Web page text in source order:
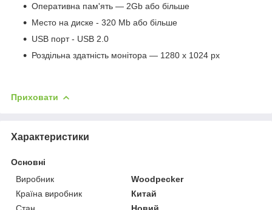
Оперативна пам'ять — 2Gb або більше
Место на диске - 320 Mb або більше
USB порт - USB 2.0
Роздільна здатність монітора — 1280 x 1024 px
Приховати
Характеристики
Основні
Виробник
Woodpecker
Країна виробник
Китай
Стан
Новий